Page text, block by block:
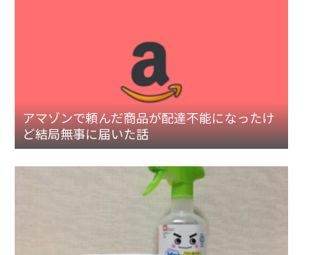
アマゾンで頼んだ商品が配達不能になったけ
ど結局無事に届いた話